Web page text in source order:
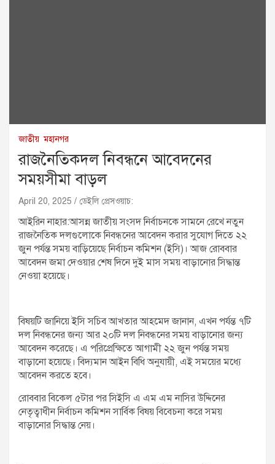
জাতীয় মহানগর
রাজনৈতিকদল নিবন্ধনে আবেদনের
সময়সীমা বাড়ল
April 20, 2025 ডেইলি প্রেসওয়াচ:
আইরিন নাহার:আসন্ন জাতীয় সংসদ নির্বাচনকে সামনে রেখে নতুন
রাজনৈতিক দলগুলোকে নিবন্ধনের আবেদন করার সুযোগ দিতে ২২
জুন পর্যন্ত সময় বাড়িয়েছে নির্বাচন কমিশন (ইসি)। আজ রোববার
আবেদন জমা দেওয়ার শেষ দিনে দুই মাস সময় বাড়ানোর সিদ্ধান্ত
নেওয়া হয়েছে।
বিষয়টি জানিয়ে ইসি সচিব আখতার আহমেদ জানান, এখন পর্যন্ত ৭টি
দল নিবন্ধনের জন্য আর ২০টি দল নিবন্ধনের সময় বাড়ানোর জন্য
আবেদন করেছে। এ পরিপ্রেক্ষিতে আগামী ২২ জুন পর্যন্ত সময়
বাড়ানো হয়েছে। বিদ্যমান আইন বিধি অনুযায়ী, এই সময়ের মধ্যে
আবেদন করতে হবে।
রোববার বিকেল ৫টার পর সিইসি এ এম এম নাসির উদ্দিনের
নেতৃত্বাধীন নির্বাচন কমিশন সার্বিক বিষয় বিবেচনা করে সময়
বাড়ানোর সিদ্ধান্ত নেয়।